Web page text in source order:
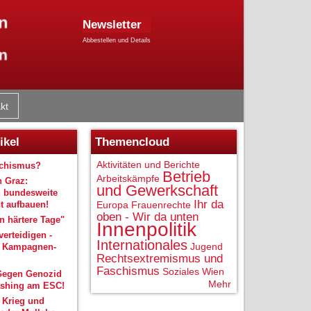
Newsletter
Abbestellen und Details
Graz:
bundesweite
aufbauen!
härtere Tage"
-
Genozid
am ESC!
Krieg und
Themencloud
Aktivitäten und Berichte
Arbeitskämpfe Betrieb
und Gewerkschaft
Europa Frauenrechte Ihr da
oben - Wir da unten
Innenpolitik
Internationales Jugend
Rechtsextremismus und
Faschismus Soziales Wien
Mehr